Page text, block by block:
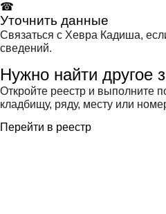
☎
Уточнить данные
Связаться с Хевра Кадиша,
сведений.
Нужно найти другое
Откройте реестр и выполните
кладбищу, ряду, месту или
Перейти в реестр